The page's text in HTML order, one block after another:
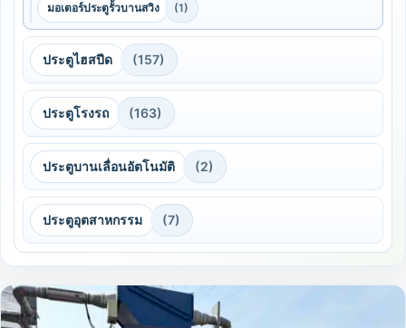
มอเตอร์ประตูรั้วบานสวิง (1)
ประตูไฮสปีด (157)
ประตูโรงรถ (163)
ประตูบานเลื่อนอัตโนมัติ (2)
ประตูอุตสาหกรรม (7)